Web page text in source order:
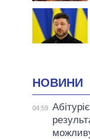
НОВИНИ
04:59